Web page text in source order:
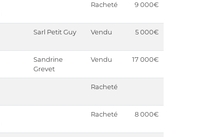
Racheté 9 000€
Sarl Petit Guy Vendu 5 000€
Sandrine
Grevet
Vendu 17 000€
Racheté
Racheté 8 000€